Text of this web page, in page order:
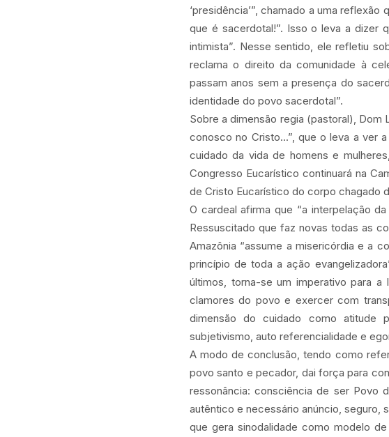
‘presidência’”, chamado a uma
que é sacerdotal!”. Isso o leva a dizer
intimista”. Nesse sentido, ele refletiu
reclama o direito da comunidade à
passam anos sem a presença do
identidade do povo sacerdotal”.
Sobre a dimensão regia (pastoral), Dom
conosco no Cristo...”, que o leva a ver
cuidado da vida de homens e
Congresso Eucarístico continuará na
de Cristo Eucarístico do corpo chagado
O cardeal afirma que “a interpelação
Ressuscitado que faz novas todas as
Amazônia “assume a misericórdia e a
princípio de toda a ação
últimos, torna-se um imperativo para
clamores do povo e exercer com
dimensão do cuidado como atitude
subjetivismo, auto referencialidade e
A modo de conclusão, tendo como
povo santo e pecador, dai força para
ressonância: consciência de ser Povo
autêntico e necessário anúncio, seguro,
que gera sinodalidade como modelo